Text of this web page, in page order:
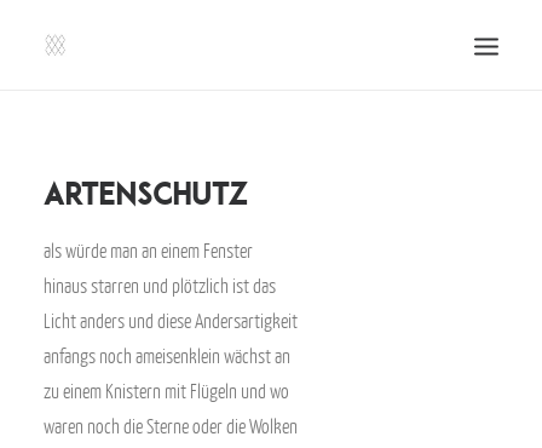
EINSENDEN!
VERANSTALTUNGEN
UNTERSTÜTZE UNS!
Artenschutz
als würde man an einem Fenster
hinaus starren und plötzlich ist das
Licht anders und diese Andersartigkeit
anfangs noch ameisenklein wächst an
zu einem Knistern mit Flügeln und wo
waren noch die Sterne oder die Wolken